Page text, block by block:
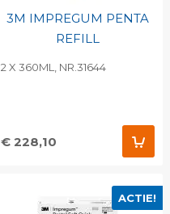
3M IMPREGUM PENTA
REFILL
2 X 360ML, NR.31644
€ 228,10
ACTIE!